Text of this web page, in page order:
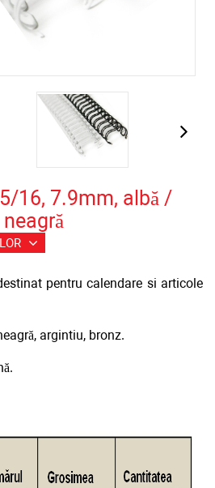
16, 7.9mm, albă /
neagră
pentru calendare si articole
argintiu, bronz.